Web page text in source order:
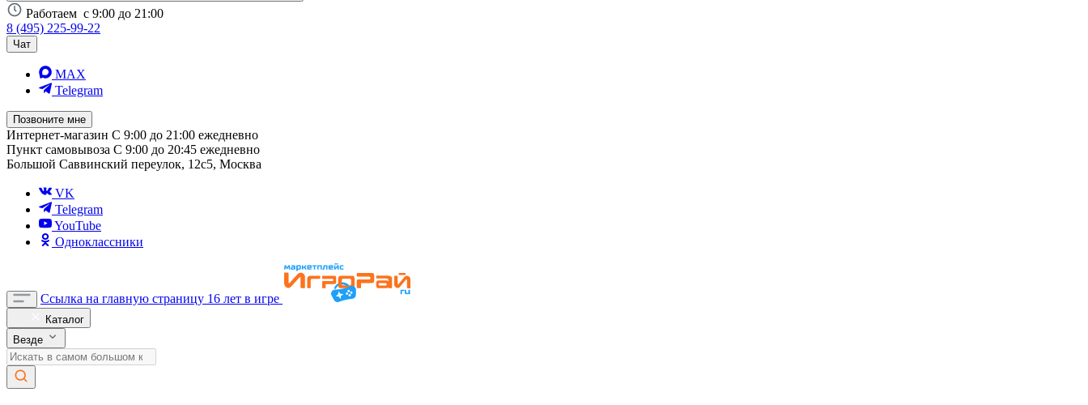
Работаем с 9:00 до 21:00
8 (495) 225-99-22
Чат
MAX
Telegram
Позвоните мне
Интернет-магазин С 9:00 до 21:00 ежедневно
Пункт самовывоза С 9:00 до 20:45 ежедневно
Большой Саввинский переулок, 12с5, Москва
VK
Telegram
YouTube
Одноклассники
Ссылка на главную страницу 16 лет в игре
Каталог
Везде